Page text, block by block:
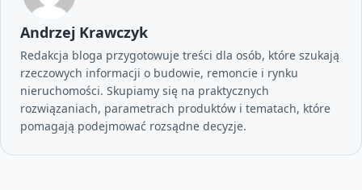
Andrzej Krawczyk
Redakcja bloga przygotowuje treści dla osób, które szukają
rzeczowych informacji o budowie, remoncie i rynku
nieruchomości. Skupiamy się na praktycznych
rozwiązaniach, parametrach produktów i tematach, które
pomagają podejmować rozsądne decyzje.